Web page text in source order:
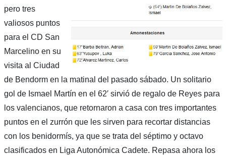
pero tres
valiosos puntos
para el CD San
Marcelino en su
visita al Ciudad
de Bendorm en la matinal del pasado sábado. Un solitario
gol de Ismael Martín en el 62′ sirvió de regalo de Reyes para
los valencianos, que retornaron a casa con tres importantes
puntos en el zurrón que les sirven para recortar distancias
con los benidormís, ya que se trata del séptimo y octavo
clasificados en Liga Autonómica Cadete. Repasa ahora los